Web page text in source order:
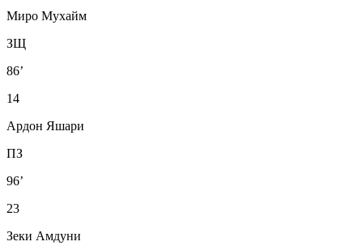
Миро Мухайм
ЗЩ
86’
14
Ардон Яшари
ПЗ
96’
23
Зеки Амдуни